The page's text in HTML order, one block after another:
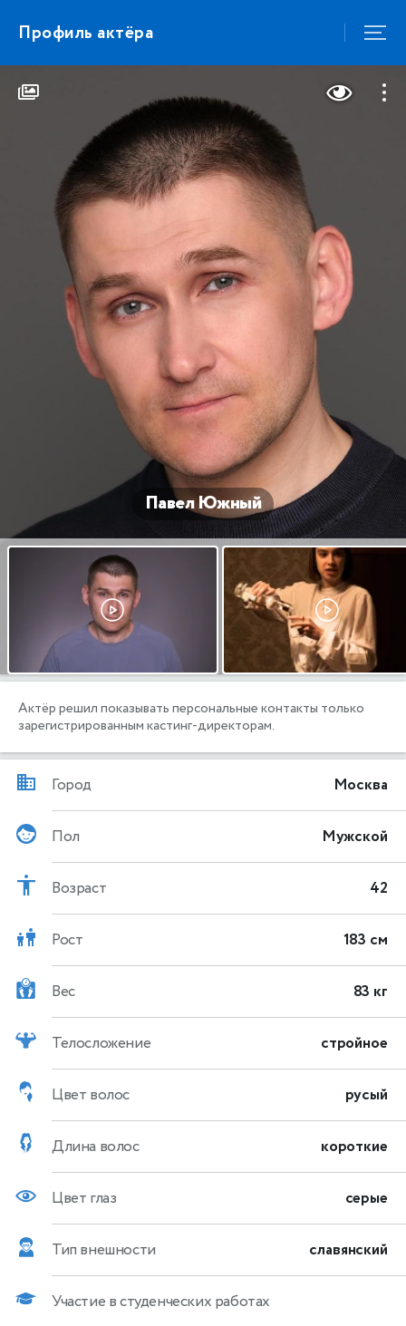
Профиль актёра
Павел Южный
Актёр решил показывать персональные контакты только
зарегистрированным кастинг-директорам.
Город Москва
Пол Мужской
Возраст 42
Рост 183 см
Вес 83 кг
Телосложение стройное
Цвет волос русый
Длина волос короткие
Цвет глаз серые
Тип внешности славянский
Участие в студенческих работах